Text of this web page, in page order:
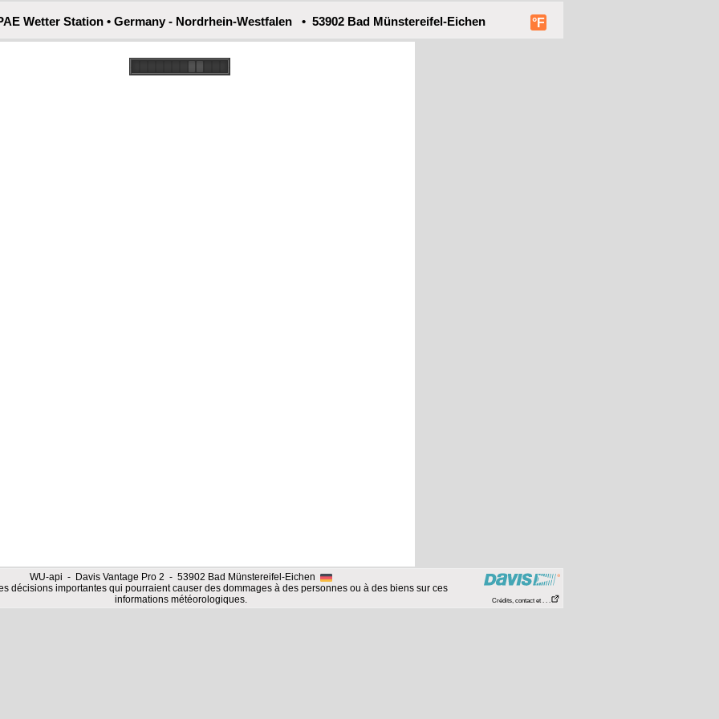
°F
Wetter Station • Germany - Nordrhein-Westfalen • 53902 Bad Münstereifel-Eichen
WU-api - Davis Vantage Pro 2 - 53902 Bad Münstereifel-Eichen
décisions importantes qui pourraient causer des dommages à des personnes ou à des biens sur ces
informations météorologiques.
Crédits, contact et . . .